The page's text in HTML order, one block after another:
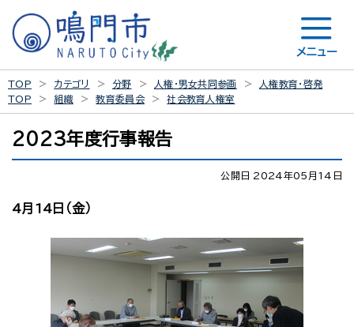
メニュー
TOP カテゴリ 分野 人権・男女共同参画
人権教育・啓発
TOP
組織 教育委員会 社会教育人権室
2023年度行事報告
公開日 2024年05月14日
4月14日（金）